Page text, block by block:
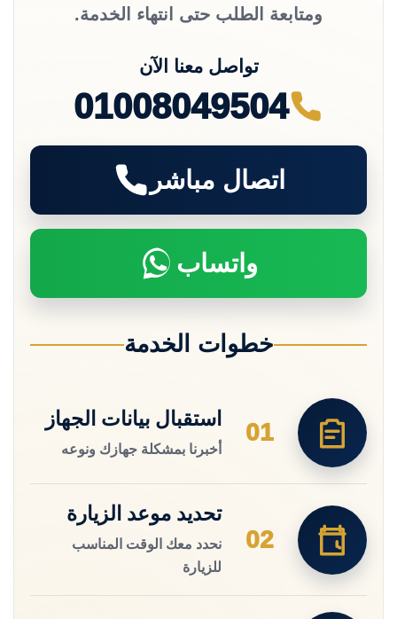
ومتابعة الطلب حتى انتهاء الخدمة.
تواصل معنا الآن
01008049504
اتصال مباشر
واتساب
خطوات الخدمة
01
استقبال بيانات الجهاز
أخبرنا بمشكلة جهازك ونوعه
02
تحديد موعد الزيارة
نحدد معك الوقت المناسب
للزيارة